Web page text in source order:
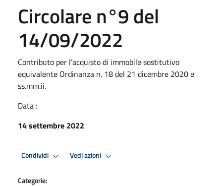
Circolare n°9 del
14/09/2022
Contributo per l’acquisto di immobile sostitutivo
equivalente Ordinanza n. 18 del 21 dicembre 2020 e
ss.mm.ii.
Data :
14 settembre 2022
Condividi Vedi azioni
Categorie: